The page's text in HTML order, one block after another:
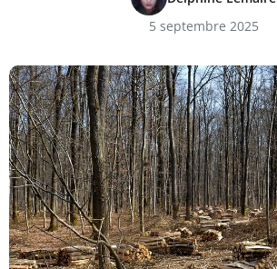
5 septembre 2025